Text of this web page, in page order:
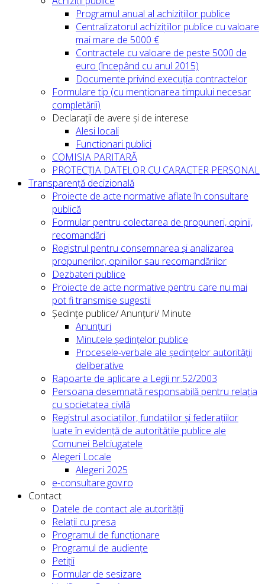
Programul anual al achizițiilor publice
Centralizatorul achizițiilor publice cu valoare
mai mare de 5000 €
Contractele cu valoare de peste 5000 de
euro (începând cu anul 2015)
Documente privind execuția contractelor
Formulare tip (cu menționarea timpului necesar
completării)
Declarații de avere și de interese
Alesi locali
Functionari publici
COMISIA PARITARĂ
PROTECȚIA DATELOR CU CARACTER PERSONAL
Transparență decizională
Proiecte de acte normative aflate în consultare
publică
Formular pentru colectarea de propuneri, opinii,
recomandări
Registrul pentru consemnarea și analizarea
propunerilor, opiniilor sau recomandărilor
Dezbateri publice
Proiecte de acte normative pentru care nu mai
pot fi transmise sugestii
Ședințe publice/ Anunțuri/ Minute
Anunțuri
Minutele ședințelor publice
Procesele-verbale ale ședințelor autorității
deliberative
Rapoarte de aplicare a Legii nr.52/2003
Persoana desemnată responsabilă pentru relația
cu societatea civilă
Registrul asociațiilor, fundațiilor și federațiilor
luate în evidență de autoritățile publice ale
Comunei Belciugatele
Alegeri Locale
Alegeri 2025
e-consultare.gov.ro
Contact
Datele de contact ale autorității
Relații cu presa
Programul de funcționare
Programul de audiențe
Petiții
Formular de sesizare